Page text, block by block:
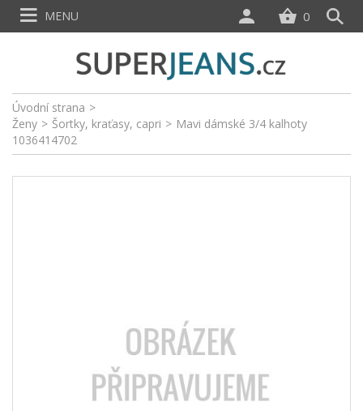
Úvodní strana >
Ženy > Šortky, kraťasy, capri > Mavi dámské 3/4 kalhoty
1036414702
0
MENU